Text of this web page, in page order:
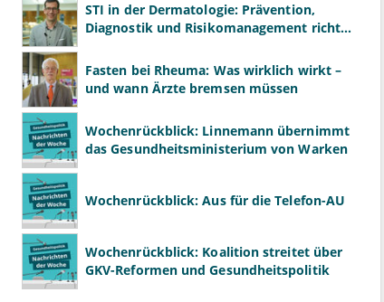
STI in der Dermatologie: Prävention,
Diagnostik und Risikomanagement richtig
Fasten bei Rheuma: Was wirklich wirkt –
und wann Ärzte bremsen müssen
Wochenrückblick: Linnemann übernimmt
das Gesundheitsministerium von Warken
Wochenrückblick: Aus für die Telefon-AU
Wochenrückblick: Koalition streitet über
GKV-Reformen und Gesundheitspolitik